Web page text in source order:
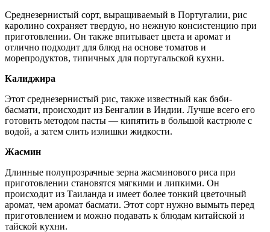
Среднезернистый сорт, выращиваемый в Португалии, рис
каролино сохраняет твердую, но нежную консистенцию при
приготовлении. Он также впитывает цвета и аромат и
отлично подходит для блюд на основе томатов и
морепродуктов, типичных для португальской кухни.
Калиджира
Этот среднезернистый рис, также известный как бэби-
басмати, происходит из Бенгалии в Индии. Лучше всего его
готовить методом пасты — кипятить в большой кастрюле с
водой, а затем слить излишки жидкости.
Жасмин
Длинные полупрозрачные зерна жасминового риса при
приготовлении становятся мягкими и липкими. Он
происходит из Таиланда и имеет более тонкий цветочный
аромат, чем аромат басмати. Этот сорт нужно вымыть перед
приготовлением и можно подавать к блюдам китайской и
тайской кухни.